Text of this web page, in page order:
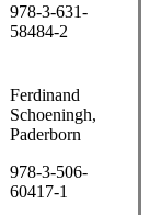
978-3-631-
58484-2
Ferdinand
Schoeningh,
Paderborn
978-3-506-
60417-1